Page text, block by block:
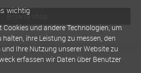
Browse shop
wichtig
Cookies und andere Technologien, um
ihre Leistung zu messen, den
Ihre Nutzung unserer Website zu
erfassen wir Daten über Benutzer